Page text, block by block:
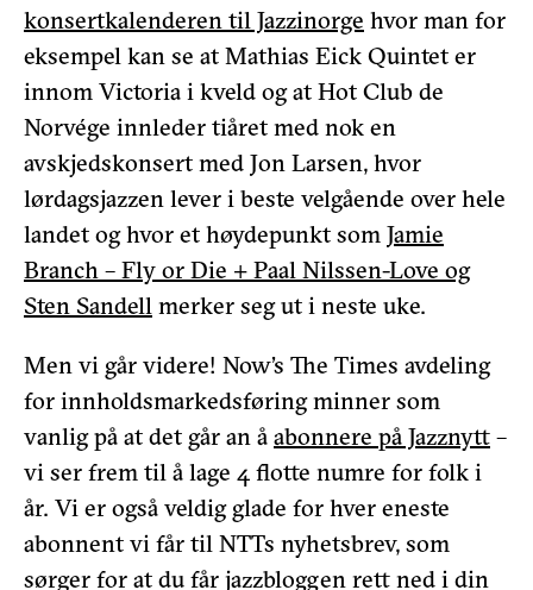
konsertkalenderen til Jazzinorge hvor man for
eksempel kan se at Mathias Eick Quintet er
innom Victoria i kveld og at Hot Club de
Norvége innleder tiåret med nok en
avskjedskonsert med Jon Larsen, hvor
lørdagsjazzen lever i beste velgående over hele
landet og hvor et høydepunkt som Jamie
Branch – Fly or Die + Paal Nilssen-Love og
Sten Sandell merker seg ut i neste uke.
Men vi går videre! Now’s The Times avdeling
for innholdsmarkedsføring minner som
vanlig på at det går an å abonnere på Jazznytt –
vi ser frem til å lage 4 flotte numre for folk i
år. Vi er også veldig glade for hver eneste
abonnent vi får til NTTs nyhetsbrev, som
sørger for at du får jazzbloggen rett ned i din